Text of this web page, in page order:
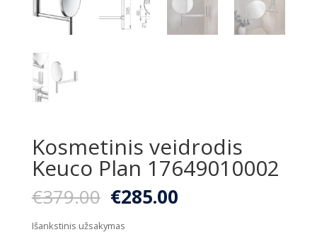
Kosmetinis veidrodis
Keuco Plan 17649010002
€379.00 Original
price
was:
€285.00Current
Išankstinis užsakymas